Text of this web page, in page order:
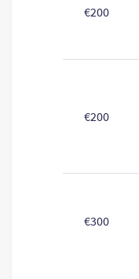
€200
€200
€300